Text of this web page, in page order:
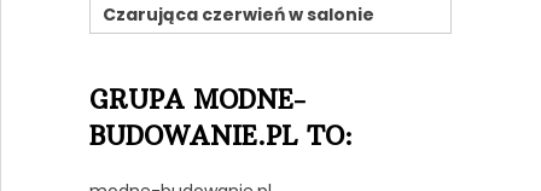
Czarująca czerwień w salonie
GRUPA MODNE-
BUDOWANIE.PL TO: